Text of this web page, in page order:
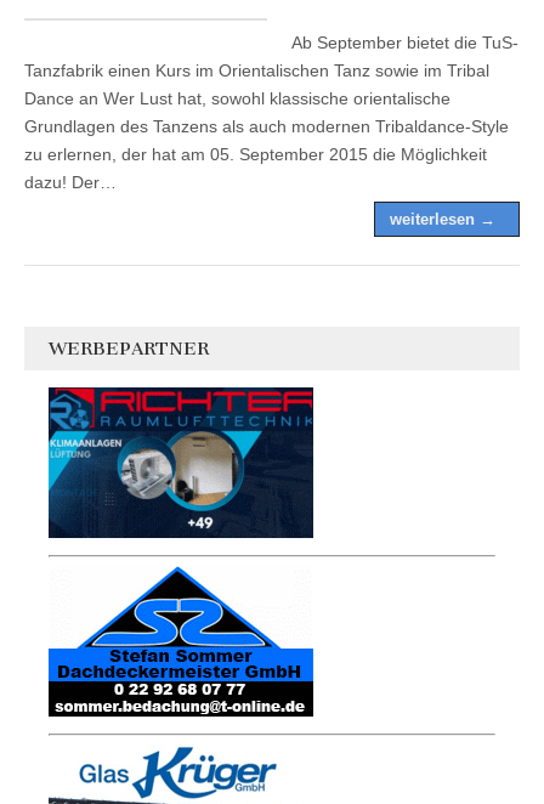
Ab September bietet die TuS-
Tanzfabrik einen Kurs im Orientalischen Tanz sowie im Tribal
Dance an Wer Lust hat, sowohl klassische orientalische
Grundlagen des Tanzens als auch modernen Tribaldance-Style
zu erlernen, der hat am 05. September 2015 die Möglichkeit
dazu! Der…
weiterlesen →
WERBEPARTNER